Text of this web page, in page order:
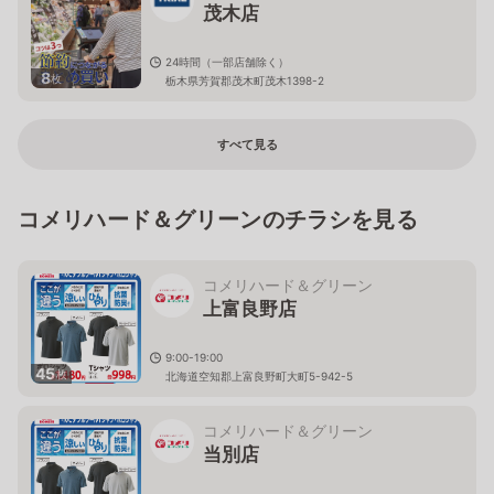
8枚
茂木店
24時間（一部店舗除く）
栃木県芳賀郡茂木町茂木1398-2
すべて見る
コメリハード＆グリーンのチラシを見る
45枚
コメリハード＆グリーン
上富良野店
9:00-19:00
北海道空知郡上富良野町大町5-942-5
コメリハード＆グリーン
当別店